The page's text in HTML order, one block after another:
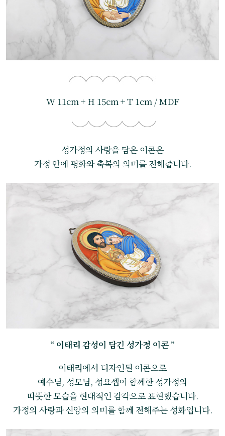
W 11cm + H 15cm + T 1cm / MDF
성가정의 사랑을 담은 이콘은
가정 안에 평화와 축복의 의미를 전해줍니다.
“ 이태리 감성이 담긴 성가정 이콘 ”
이태리에서 디자인된 이콘으로
예수님, 성모님, 성요셉이 함께한 성가정의
따뜻한 모습을 현대적인 감각으로 표현했습니다.
가정의 사랑과 신앙의 의미를 함께 전해주는 성화입니다.